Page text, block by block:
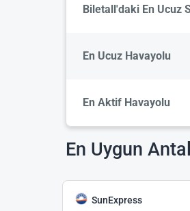
Biletall'daki En Ucuz
En Ucuz Havayolu
En Aktif Havayolu
En Uygun
SunExpress